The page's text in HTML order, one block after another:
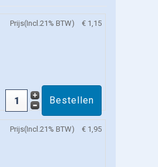
Prijs(Incl.21% BTW) € 1,15
Prijs(Incl.21% BTW) € 1,95